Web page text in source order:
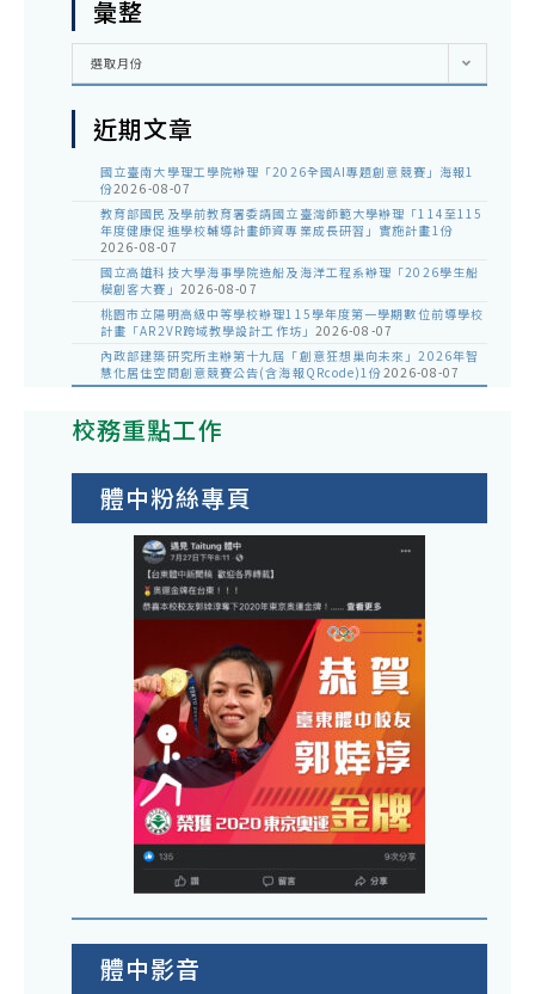
彙整
彙
選取月份
近期文章
國立臺南大學理工學院辦理「2026全國AI專題創意競賽」海報1
份2026-08-07
教育部國民及學前教育署委請國立臺灣師範大學辦理「114至115
年度健康促進學校輔導計畫師資專業成長研習」實施計畫1份
2026-08-07
國立高雄科技大學海事學院造船及海洋工程系辦理「2026學生船
模創客大賽」 2026-08-07
桃園市立陽明高級中等學校辦理115學年度第一學期數位前導學校
計畫「AR2VR跨域教學設計工作坊」 2026-08-07
內政部建築研究所主辦第十九屆「創意狂想巢向未來」2026年智
慧化居住空間創意競賽公告(含海報QRcode)1份2026-08-07
校務重點工作
體中粉絲專頁
體中影音